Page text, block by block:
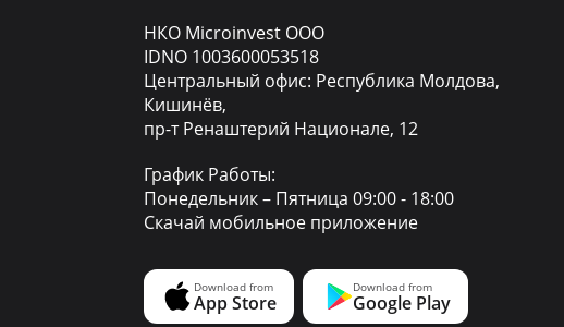
НКО Microinvest ООО
IDNO 1003600053518
Центральный офис: Республика Молдова,
Кишинёв,
пр-т Ренаштерий Национале, 12
График Работы:
Понедельник – Пятница 09:00 - 18:00
Скачай мобильное приложение